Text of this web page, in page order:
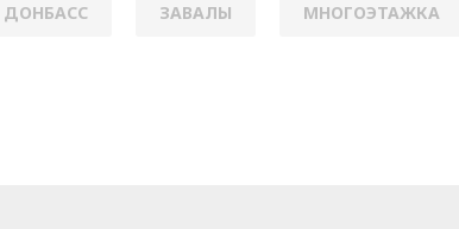
ДОНБАСС ЗАВАЛЫ МНОГОЭТАЖКА